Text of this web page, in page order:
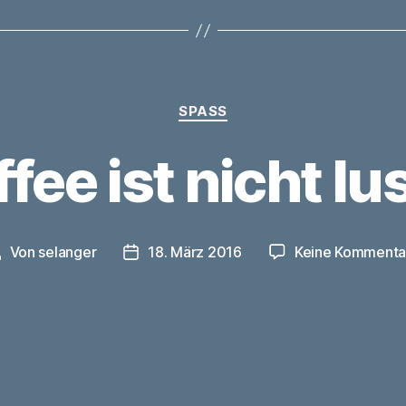
Kategorien
SPASS
ist nicht
Von selanger Veröffentlichungsdatum
18. März 2016 Keine